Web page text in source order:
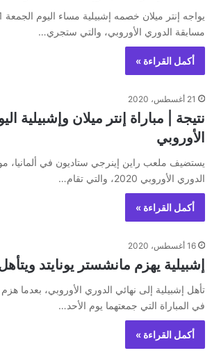
مسابقة الدوري الأوروبي، والتي ستجري…
أكمل القراءة »
21 أغسطس، 2020
الأوروبي
يستضيف ملعب راين إينرجي ستاديون في ألمانيا،
الدوري الأوروبي 2020، والتي تقام…
أكمل القراءة »
16 أغسطس، 2020
إشبيلية يهزم مانشستر يونايتد
تأهل إشبيلية إلى نهائي الدوري الأوروبي، بعدما
في المباراة التي جمعتهما يوم الأحد…
أكمل القراءة »